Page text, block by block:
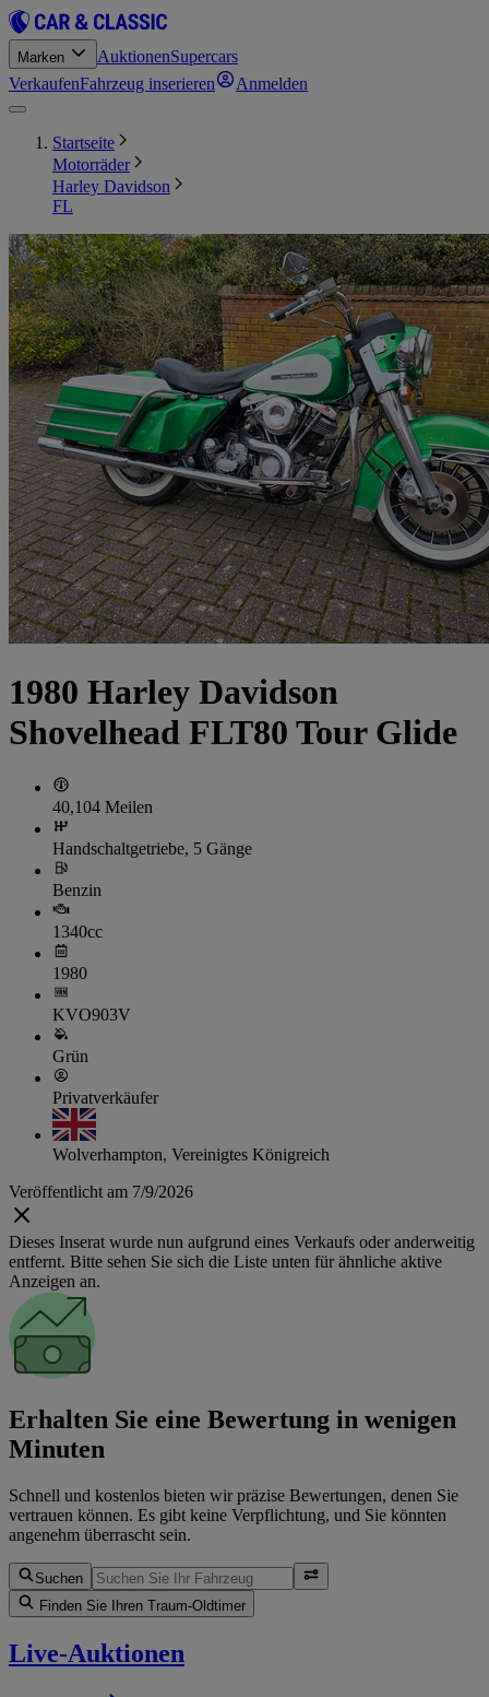
Marken AuktionenSupercars
VerkaufenFahrzeug inserieren Anmelden
Startseite
Motorräder
Harley Davidson
FL
1980 Harley Davidson
Shovelhead FLT80 Tour Glide
40,104 Meilen
Handschaltgetriebe, 5 Gänge
Benzin
1340cc
1980
KVO903V
Grün
Privatverkäufer
Wolverhampton, Vereinigtes Königreich
Veröffentlicht am 7/9/2026
Dieses Inserat wurde nun aufgrund eines Verkaufs oder anderweitig
entfernt. Bitte sehen Sie sich die Liste unten für ähnliche aktive
Anzeigen an.
Erhalten Sie eine Bewertung in wenigen
Minuten
Schnell und kostenlos bieten wir präzise Bewertungen, denen Sie
vertrauen können. Es gibt keine Verpflichtung, und Sie könnten
angenehm überrascht sein.
Suchen
Finden Sie Ihren Traum-Oldtimer
Live-Auktionen